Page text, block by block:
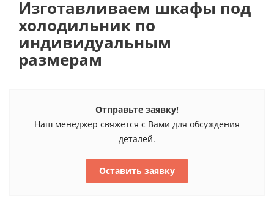
Изготавливаем шкафы под
холодильник по
индивидуальным
размерам
Отправьте заявку!
Наш менеджер свяжется с Вами для обсуждения
деталей.
Оставить заявку